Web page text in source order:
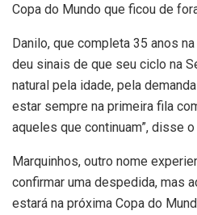
Copa do Mundo que ficou de
Danilo, que completa 35 anos
deu sinais de que seu ciclo na
natural pela idade, pela
estar sempre na primeira fila
aqueles que continuam”, disse o
Marquinhos, outro nome
confirmar uma despedida, mas
estará na próxima Copa do